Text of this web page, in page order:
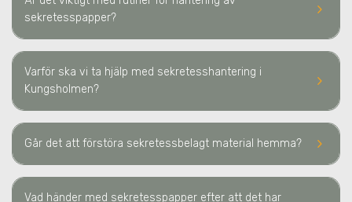
keyboard_arrow_right
sekretesspapper?
keyboard_arrow_right
Varför ska vi ta hjälp med sekretesshantering i
Kungsholmen?
keyboard_arrow_right
Går det att förstöra sekretessbelagt material hemma?
Vad händer med sekretesspapper efter att det har